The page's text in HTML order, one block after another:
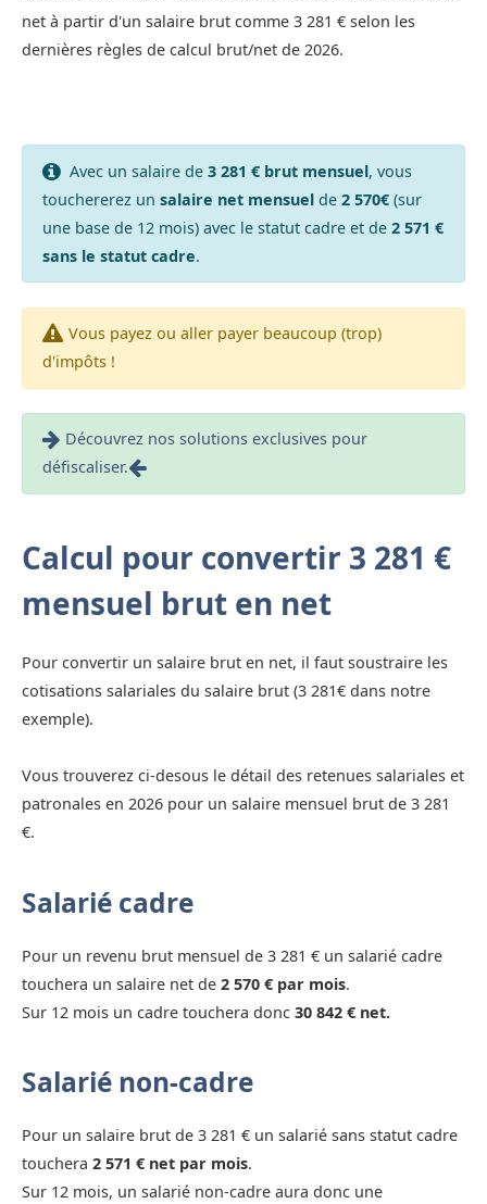
net à partir d'un salaire brut comme 3 281 € selon les
dernières règles de calcul brut/net de 2026.
Avec un salaire de 3 281 € brut mensuel, vous
touchererez un salaire net mensuelde 2 570€(sur
une base de 12 mois) avec le statut cadre et de 2 571 €
sans le statut cadre.
Vous payez ou aller payer beaucoup (trop)
d'impôts !
Découvrez nos solutions exclusives pour
défiscaliser.
Calcul pour convertir 3 281 €
mensuel brut en net
Pour convertir un salaire brut en net, il faut soustraire les
cotisations salariales du salaire brut (3 281€ dans notre
exemple).
Vous trouverez ci-desous le détail des retenues salariales et
patronales en 2026 pour un salaire mensuel brut de 3 281
€.
Salarié cadre
Pour un revenu brut mensuel de 3 281 € un salarié cadre
touchera un salaire net de 2 570 € par mois.
Sur 12 mois un cadre touchera donc 30 842 € net.
Salarié non-cadre
Pour un salaire brut de 3 281 € un salarié sans statut cadre
touchera 2 571 € net par mois.
Sur 12 mois, un salarié non-cadre aura donc une